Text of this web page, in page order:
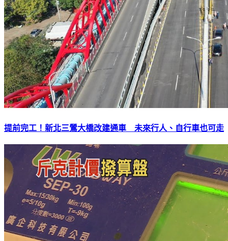
提前完工！新北三鶯大橋改建通車 未來行人、自行車也可走